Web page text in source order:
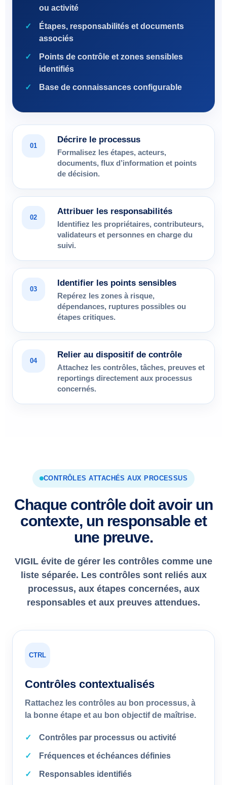
ou activité
Étapes, responsabilités et documents
associés
Points de contrôle et zones sensibles
identifiés
Base de connaissances configurable
01
Décrire le processus
Formalisez les étapes, acteurs,
documents, flux d’information et points
de décision.
02
Attribuer les responsabilités
Identifiez les propriétaires, contributeurs,
validateurs et personnes en charge du
suivi.
03
Identifier les points sensibles
Repérez les zones à risque,
dépendances, ruptures possibles ou
étapes critiques.
04
Relier au dispositif de contrôle
Attachez les contrôles, tâches, preuves et
reportings directement aux processus
concernés.
CONTRÔLES ATTACHÉS AUX PROCESSUS
Chaque contrôle doit avoir un
contexte, un responsable et
une preuve.
VIGIL évite de gérer les contrôles comme une
liste séparée. Les contrôles sont reliés aux
processus, aux étapes concernées, aux
responsables et aux preuves attendues.
CTRL
Contrôles contextualisés
Rattachez les contrôles au bon processus, à
la bonne étape et au bon objectif de maîtrise.
Contrôles par processus ou activité
Fréquences et échéances définies
Responsables identifiés